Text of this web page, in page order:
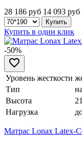
28 186 руб 14 093 руб
Купить в один клик
-50%
Уровень жесткости
Тип
Высота
Нагрузка
Матрас Lonax Latex-